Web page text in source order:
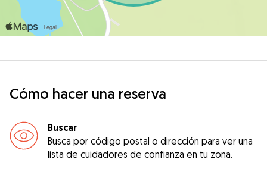
Cómo hacer una reserva
Buscar
Busca por código postal o dirección para ver una
lista de cuidadores de confianza en tu zona.